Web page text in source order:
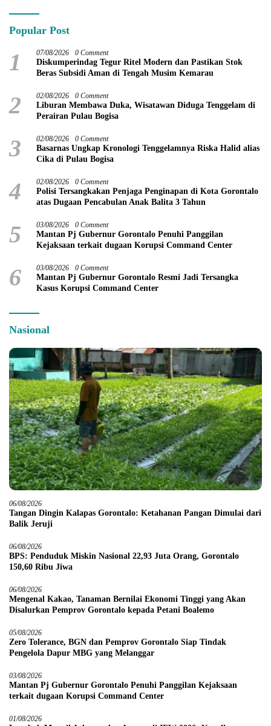
Popular Post
1 07/08/2026 0 Comment
Diskumperindag Tegur Ritel Modern dan Pastikan Stok
Beras Subsidi Aman di Tengah Musim Kemarau
2 02/08/2026 0 Comment
Liburan Membawa Duka, Wisatawan Diduga Tenggelam di
Perairan Pulau Bogisa
3 02/08/2026 0 Comment
Basarnas Ungkap Kronologi Tenggelamnya Riska Halid alias
Cika di Pulau Bogisa
4 02/08/2026 0 Comment
Polisi Tersangkakan Penjaga Penginapan di Kota Gorontalo
atas Dugaan Pencabulan Anak Balita 3 Tahun
5 03/08/2026 0 Comment
Mantan Pj Gubernur Gorontalo Penuhi Panggilan
Kejaksaan terkait dugaan Korupsi Command Center
6 03/08/2026 0 Comment
Mantan Pj Gubernur Gorontalo Resmi Jadi Tersangka
Kasus Korupsi Command Center
Nasional
06/08/2026
Tangan Dingin Kalapas Gorontalo: Ketahanan Pangan Dimulai dari
Balik Jeruji
06/08/2026
BPS: Penduduk Miskin Nasional 22,93 Juta Orang, Gorontalo
150,60 Ribu Jiwa
06/08/2026
Mengenal Kakao, Tanaman Bernilai Ekonomi Tinggi yang Akan
Disalurkan Pemprov Gorontalo kepada Petani Boalemo
05/08/2026
Zero Tolerance, BGN dan Pemprov Gorontalo Siap Tindak
Pengelola Dapur MBG yang Melanggar
03/08/2026
Mantan Pj Gubernur Gorontalo Penuhi Panggilan Kejaksaan
terkait dugaan Korupsi Command Center
01/08/2026